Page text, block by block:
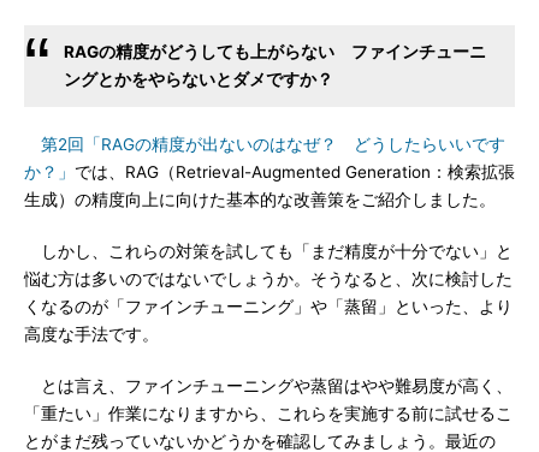
RAGの精度がどうしても上がらない ファインチューニ
ングとかをやらないとダメですか？
第2回「RAGの精度が出ないのはなぜ？ どうしたらいいです
か？」 では、RAG（Retrieval-Augmented Generation：検索拡張
生成）の精度向上に向けた基本的な改善策をご紹介しました。
しかし、これらの対策を試しても「まだ精度が十分でない」と
悩む方は多いのではないでしょうか。そうなると、次に検討した
くなるのが「ファインチューニング」や「蒸留」といった、より
高度な手法です。
とは言え、ファインチューニングや蒸留はやや難易度が高く、
「重たい」作業になりますから、これらを実施する前に試せるこ
とがまだ残っていないかどうかを確認してみましょう。最近の